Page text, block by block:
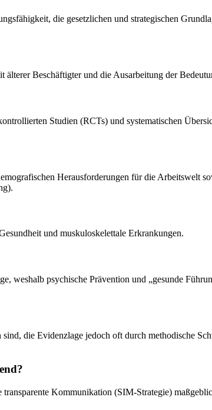
die gesetzlichen und strategischen
Beschäftigter und die Ausarbeitung der
Studien (RCTs) und systematischen
Herausforderungen für die Arbeitswelt
und muskuloskelettale Erkrankungen.
weshalb psychische Prävention und „gesunde
die Evidenzlage jedoch oft durch methodische
Kommunikation (SIM-Strategie)